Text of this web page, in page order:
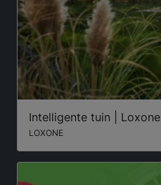
Intelligente tuin | Loxone
LOXONE